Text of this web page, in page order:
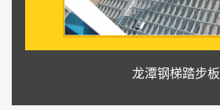
龙潭钢梯踏步板